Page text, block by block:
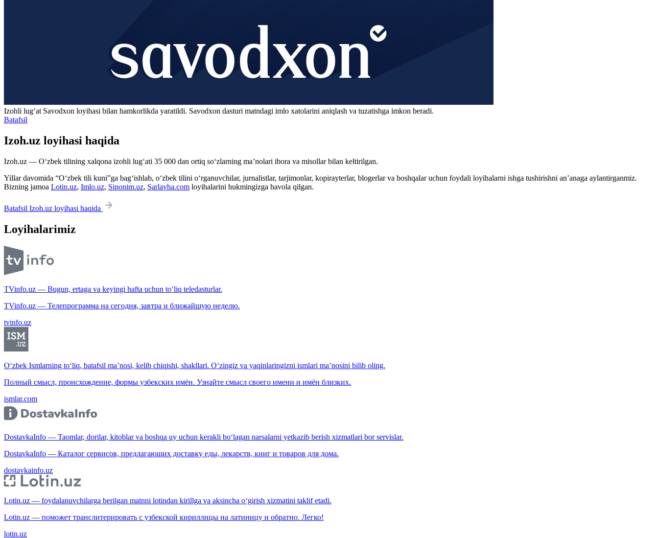
Izohli lugʻat Savodxon loyihasi bilan hamkorlikda yaratildi. Savodxon dasturi matndagi imlo xatolarini aniqlash va tuzatishga imkon beradi.
Batafsil
Izoh.uz loyihasi haqida
Izoh.uz — O‘zbek tilining xalqona izohli lug‘ati 35 000 dan ortiq so‘zlarning ma’nolari ibora va misollar bilan keltirilgan.
Yillar davomida “O‘zbek tili kuni”ga bag‘ishlab, o‘zbek tilini o‘rganuvchilar, jurnalistlar, tarjimonlar, kopirayterlar, blogerlar va boshqalar uchun foydali loyihalarni ishga tushirishni an’anaga aylantirganmiz.
Bizning jamoa Lotin.uz, Imlo.uz, Sinonim.uz, Sarlavha.com loyihalarini hukmingizga havola qilgan.
Batafsil Izoh.uz loyihasi haqida
Loyihalarimiz
TVinfo.uz — Bugun, ertaga va keyingi hafta uchun to‘liq teledasturlar.
TVinfo.uz — Телепрограмма на сегодня, завтра и ближайшую неделю.
tvinfo.uz
O‘zbek Ismlarning to‘liq, batafsil ma’nosi, kelib chiqishi, shakllari. O‘zingiz va yaqinlaringizni ismlari ma’nosini bilib oling.
Полный смысл, происхождение, формы узбекских имён. Узнайте смысл своего имени и имён близких.
ismlar.com
DostavkaInfo — Taomlar, dorilar, kitoblar va boshqa uy uchun kerakli bo‘lagan narsalarni yetkazib berish xizmatlari bor servislar.
DostavkaInfo — Каталог сервисов, предлагающих доставку еды, лекарств, книг и товаров для дома.
dostavkainfo.uz
Lotin.uz — foydalanuvchilarga berilgan matnni lotindan kirillga va aksincha o‘girish xizmatini taklif etadi.
Lotin.uz — поможет транслитерировать с узбекской кириллицы на латиницу и обратно. Легко!
lotin.uz